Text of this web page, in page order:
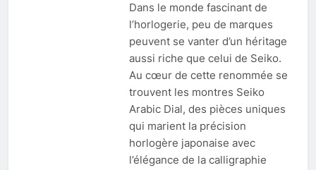
Dans le monde fascinant de
l’horlogerie, peu de marques
peuvent se vanter d’un héritage
aussi riche que celui de Seiko.
Au cœur de cette renommée se
trouvent les montres Seiko
Arabic Dial, des pièces uniques
qui marient la précision
horlogère japonaise avec
l’élégance de la calligraphie